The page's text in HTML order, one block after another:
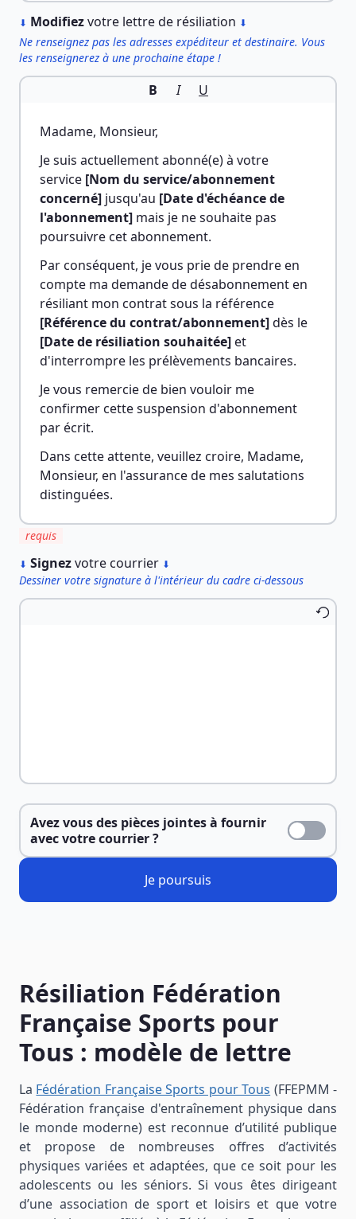
⬇ Modifiezvotre lettre de résiliation ⬇
Ne renseignez pas les adresses expéditeur et destinaire. Vous
les renseignerez à une prochaine étape !
B I U
Madame, Monsieur,
Je suis actuellement abonné(e) à votre
service [Nom du service/abonnement
concerné] jusqu'au [Date d'échéance de
l'abonnement] mais je ne souhaite pas
poursuivre cet abonnement.
Par conséquent, je vous prie de prendre en
compte ma demande de désabonnement en
[Référence du contrat/abonnement]
[Date de résiliation souhaitée] et
d'interrompre les prélèvements bancaires.
Je vous remercie de bien vouloir me
confirmer cette suspension d'abonnement
par écrit.
Dans cette attente, veuillez croire, Madame,
Monsieur, en l'assurance de mes salutations
distinguées.
requis
⬇ Signezvotre courrier ⬇
Dessiner votre signature à l'intérieur du cadre ci-dessous
Avez vous des pièces jointes à fournir
avec votre courrier ?
Je poursuis
Résiliation Fédération
Française Sports pour
Tous : modèle de lettre
La Fédération Française Sports pour Tous (FFEPMM -
Fédération française d'entraînement physique dans
le monde moderne) est reconnue d’utilité publique
et propose de nombreuses offres d’activités
physiques variées et adaptées, que ce soit pour les
adolescents ou les séniors. Si vous êtes dirigeant
d’une association de sport et loisirs et que votre